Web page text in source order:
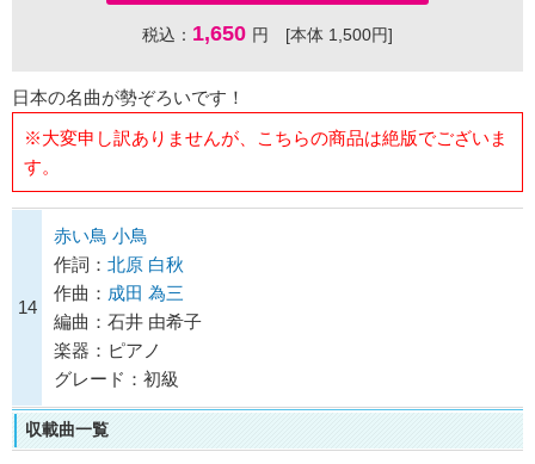
税込： 1,650 円 [本体 1,500円]
日本の名曲が勢ぞろいです！
※大変申し訳ありませんが、こちらの商品は絶版でございま
す。
14
赤い鳥 小鳥
作詞： 北原 白秋
作曲： 成田 為三
編曲：石井 由希子
楽器：ピアノ
グレード：初級
収載曲一覧